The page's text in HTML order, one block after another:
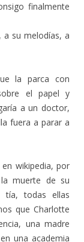
finalmente
, a su melodías, a
la parca con
el papel y
a un doctor,
fuera a parar a
wikipedia, por
muerte de su
todas ellas
que Charlotte
una madre
una academia